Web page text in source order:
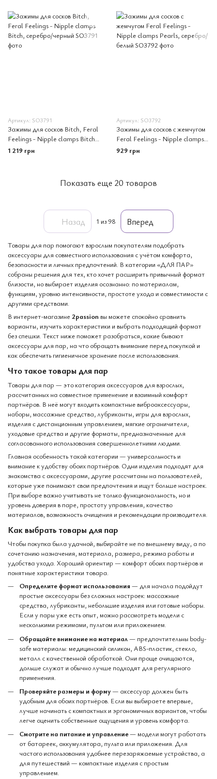
Артикул: SO3791
Зажимы для сосков Bitch, Feral
Feelings - Nipple clamps Bitch,
серебро/черный
1 219 грн
Артикул: SO3792
Зажимы для сосков с жемчугом
Feral Feelings - Nipple clamps
Pearls, серебро/белый
929 грн
Показать еще 20 товаров
Назад 1 из 98 Вперед
Товары для пар помогают взрослым покупателям подобрать
аксессуары для совместного использования с учётом комфорта,
безопасности и личных предпочтений. В категории «ДЛЯ ПАР»
собраны решения для тех, кто хочет расширить привычный формат
близости, но выбирает изделия осознанно: по материалам,
функциям, уровню интенсивности, простоте ухода и совместимости с
другими средствами.
В интернет-магазине 2passion вы можете спокойно сравнить
варианты, изучить характеристики и выбрать подходящий формат
без спешки. Текст ниже поможет разобраться, какие бывают
аксессуары для пар, на что обращать внимание перед покупкой и
как обеспечить гигиеничное хранение после использования.
Что такое товары для пар
Товары для пар — это категория аксессуаров для взрослых,
рассчитанных на совместное применение и взаимный комфорт
партнёров. В неё могут входить компактные виброаксессуары,
наборы, массажные средства, лубриканты, игры для взрослых,
изделия с дистанционным управлением, мягкие ограничители,
уходовые средства и другие форматы, предназначенные для
согласованного использования совершеннолетними людьми.
Главная особенность такой категории — универсальность и
внимание к удобству обоих партнёров. Одни изделия подходят для
знакомства с аксессуарами, другие рассчитаны на пользователей,
которые уже понимают свои предпочтения и ищут больше настроек.
При выборе важно учитывать не только функциональность, но и
уровень доверия в паре, простоту управления, качество
материалов, возможность очищения и рекомендации производителя.
Как выбрать товары для пар
Чтобы покупка была удачной, выбирайте не по внешнему виду, а по
сочетанию назначения, материала, размера, режима работы и
удобства ухода. Хороший ориентир — комфорт обоих партнёров и
понятные характеристики товара.
Определите формат использования — для начала подойдут
простые аксессуары без сложных настроек: массажные
средства, лубриканты, небольшие изделия или готовые наборы.
Если у пары уже есть опыт, можно рассмотреть модели с
несколькими режимами, пультом или приложением.
Обращайте внимание на материал — предпочтительны body-
safe материалы: медицинский силикон, ABS-пластик, стекло,
металл с качественной обработкой. Они проще очищаются,
дольше служат и обычно лучше подходят для регулярного
применения.
Проверяйте размеры и форму— аксессуар должен быть
удобным для обоих партнёров. Если вы выбираете впервые,
лучше начинать с компактных и эргономичных вариантов, чтобы
легче оценить собственные ощущения и уровень комфорта.
Смотрите на питание и управление— модели могут работать
от батареек, аккумулятора, пульта или приложения. Для
частого использования удобнее перезаряжаемые устройства, а
для путешествий — компактные изделия с простым
управлением.